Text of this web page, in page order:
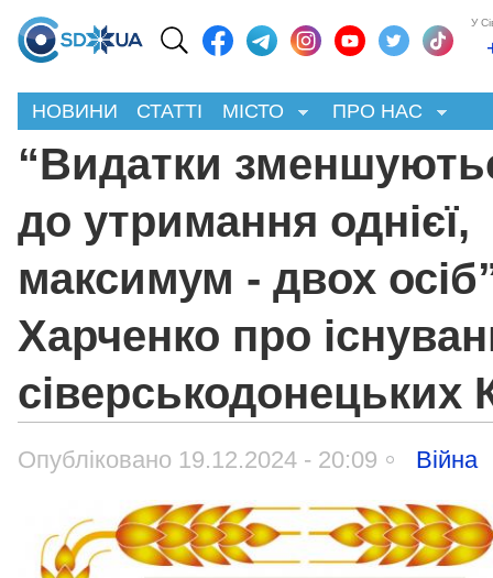
У
НОВИНИ СТАТТІ МІСТО ПРО НАС
“Видатки
до утримання однієї,
максимум - двох
Харченко про
сіверськодонецьких
Опубліковано 19.12.2024 - 20:09 Війна